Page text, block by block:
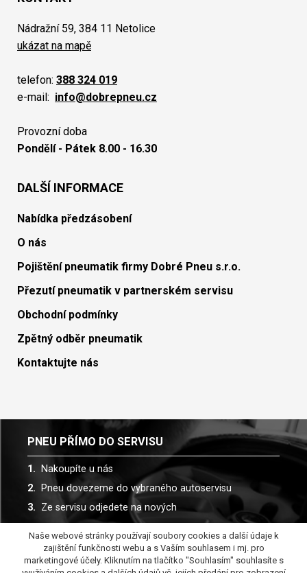
Nádražní 59, 384 11 Netolice
ukázat na mapě
telefon: 388 324 019
e-mail: info@dobrepneu.cz
Provozní doba
Pondělí - Pátek 8.00 - 16.30
DALŠÍ INFORMACE
Nabídka předzásobení
O nás
Pojištění pneumatik firmy Dobré Pneu s.r.o.
Přezutí pneumatik v partnerském servisu
Obchodní podmínky
Zpětný odběr pneumatik
Kontaktujte nás
PNEU PŘÍMO DO SERVISU
Nakoupíte u nás
Pneu dovezeme do vybraného autoservisu
Ze servisu odjedete na nových
Spolupracujeme s více než 30 autoservisy
Naše webové stránky používají soubory cookies a další údaje k
zajištění funkčnosti webu a s Vaším souhlasem i mj. pro
marketingové účely. Kliknutím na tlačítko "Souhlasím" souhlasíte s